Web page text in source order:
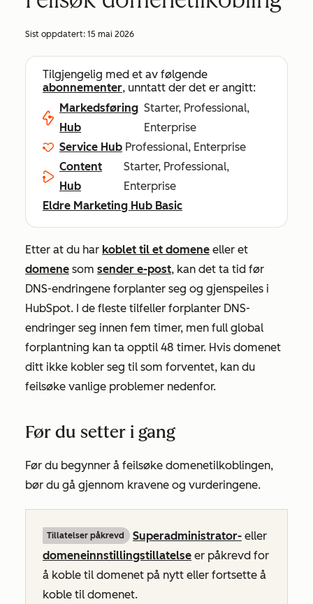
Sist oppdatert: 15 mai 2026
Tilgjengelig med et av følgende
abonnementer, unntatt der det er angitt:
Markedsføring
Hub
Starter, Professional,
Enterprise
Service Hub Professional, Enterprise
Content
Hub
Starter, Professional,
Enterprise
Eldre Marketing Hub Basic
Etter at du har koblet til et domene eller et
domene som sender e-post, kan det ta tid før
DNS-endringene forplanter seg og gjenspeiles i
HubSpot. I de fleste tilfeller forplanter DNS-
endringer seg innen fem timer, men full global
forplantning kan ta opptil 48 timer. Hvis domenet
ditt ikke kobler seg til som forventet, kan du
feilsøke vanlige problemer nedenfor.
Før du setter i gang
Før du begynner å feilsøke domenetilkoblingen,
bør du gå gjennom kravene og vurderingene.
Tillatelser påkrevd Superadministrator- eller
domeneinnstillingstillatelse er påkrevd for
å koble til domenet på nytt eller fortsette å
koble til domenet.